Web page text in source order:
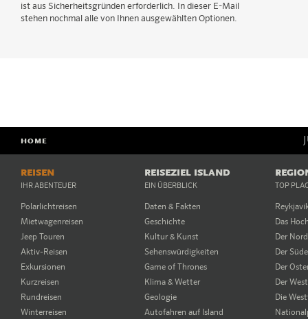
ist aus Sicherheitsgründen erforderlich. In dieser E-Mail
stehen nochmal alle von Ihnen ausgewählten Optionen.
HOME
REISEN
IHR ABENTEUER
Polarlichtreisen
Mietwagenreisen
Jeep Touren
Aktiv-Reisen
Exkursionen
Kurzreisen
Rundreisen
Winterreisen
REISEZIEL ISLAND
EIN ÜBERBLICK
Daten & Fakten
Geschichte
Kultur & Kunst
Sehenswürdigkeiten
Game of Thrones
Klima & Wetter
Geologie
Autofahren auf Island
TOP
Das
Der
Der
Der
Der
Die